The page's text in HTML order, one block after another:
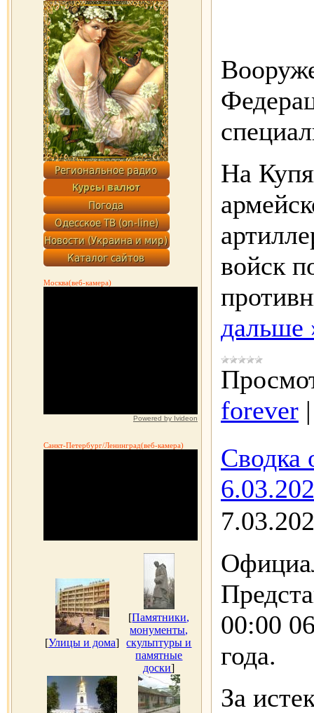
Москва(веб-камера)
Powered by Ivideon
Санкт-Петербург/Ленинград(веб-камера)
[Улицы и дома]
[Памятники,
монументы,
скульптуры и
памятные
доски]
На
войск
дальше
forever
Сводка
00:00
года.
За